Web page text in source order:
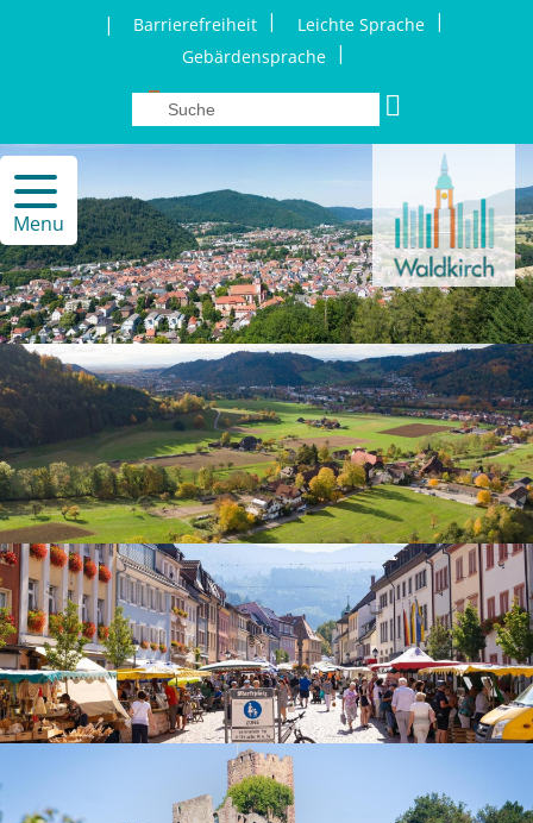
| Barrierefreiheit | Leichte Sprache |
Gebärdensprache |
Menu